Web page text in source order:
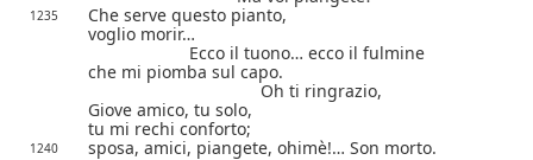
1235
Che serve questo pianto,
voglio morir…
Ecco il tuono… ecco il fulmine
che mi piomba sul capo.
Oh ti ringrazio,
Giove amico, tu solo,
tu mi rechi conforto;
1240
sposa, amici, piangete, ohimè!… Son morto.